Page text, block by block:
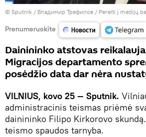
© Sputnik / Владимир Трефилов / Pereiti į medijų
Prenumeruokite
Dainininko atstovas
Migracijos departamento
posėdžio data dar nėra
VILNIUS, kovo 25 — Sputnik.
administracinis teismas priėmė
dainininko Filipo Kirkorovo
teismo spaudos tarnyba.